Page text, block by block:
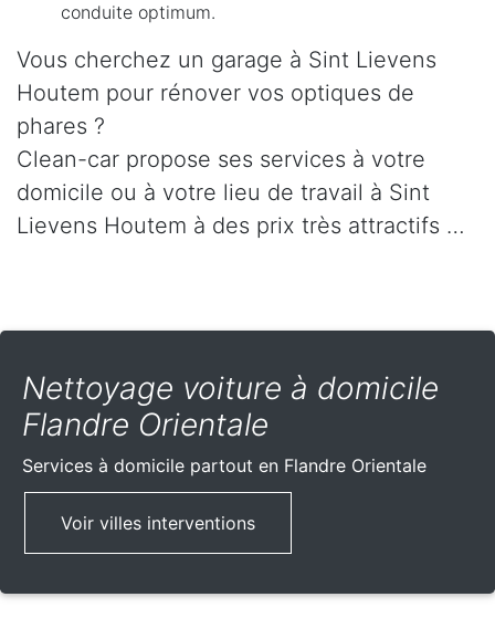
conduite optimum.
Vous cherchez un garage à Sint Lievens
Houtem pour rénover vos optiques de
phares ?
Clean-car propose ses services à votre
domicile ou à votre lieu de travail à Sint
Lievens Houtem à des prix très attractifs …
Nettoyage voiture à domicile
Flandre Orientale
Services à domicile partout en Flandre Orientale
Voir villes interventions